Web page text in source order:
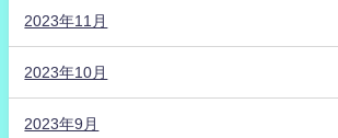
2023年11月
2023年10月
2023年9月